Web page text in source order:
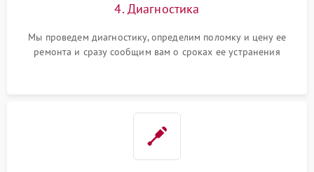
4. Диагностика
Мы проведем диагностику, определим поломку и цену ее
ремонта и сразу сообщим вам о сроках ее устранения